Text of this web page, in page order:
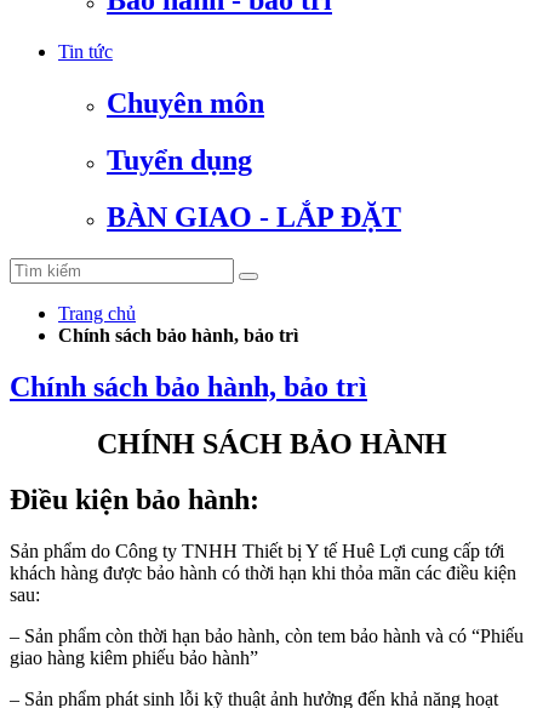
Tin tức
Chuyên môn
Tuyển dụng
BÀN GIAO - LẮP ĐẶT
Trang chủ
Chính sách bảo hành, bảo trì
Chính sách bảo hành, bảo trì
CHÍNH SÁCH BẢO HÀNH
Điều kiện bảo hành:
Sản phẩm do Công ty TNHH Thiết bị Y tế Huê Lợi cung cấp tới
khách hàng được bảo hành có thời hạn khi thỏa mãn các điều kiện
sau:
– Sản phẩm còn thời hạn bảo hành, còn tem bảo hành và có “Phiếu
giao hàng kiêm phiếu bảo hành”
– Sản phẩm phát sinh lỗi kỹ thuật ảnh hưởng đến khả năng hoạt